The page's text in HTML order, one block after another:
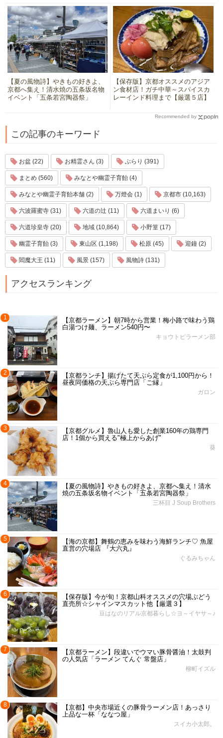
【夏の風物詩】やきもの好きよ、
京都へ集え！清水焼の五条坂名物
イベント「五条若宮陶器祭」
【保存版】京都オススメのアジア
ン食材店！ガチ中華～スパイスカ
レーインド料理まで【厳選５店】
Recommended by
この記事のキーワード
お盆 (22) お精霊さん (3) ぶらり (391)
まとめ (560) みなとや幽霊子育飴 (4)
みなとや幽霊子育飴本舗 (2) 万燈会 (1) 京都市 (10,163)
六波羅蜜寺 (31) 六道の辻 (11) 六道まいり (6)
六道珍皇寺 (20) 地域 (10,864) 小野篁 (17)
幽霊子育飴 (3) 東山区 (1,198) 松原 (45) 迎鐘 (2)
閻魔大王 (11) 風景 (157) 風物詩 (131)
アクセスランキング
1
【京都ラーメン】朝7時から営業！梅小路で味わう鶏
白湯つけ麺、ラーメン540円〜
キョウトピラーメン部
2
【京都ランチ】揚げたて天ぷら定食が1,100円から！
昼夜同価格の天ぷら専門店「ご縁」
ガロン
3
【京都グルメ】魯山人も愛した創業160年の鶏専門
店！1個から買える"極上からあげ"
葵
4
【夏の風物詩】やきもの好きよ、京都へ集え！清水
焼の五条坂名物イベント「五条若宮陶器祭」
三杯目 J Soup Brothers
5
【海の京都】舞鶴の恵みを味わう海鮮ランチ♡ 魚屋
直営の穴場店 『大六丸』
ぐるみちゃん
6
【保存版】今が旬！京都山科オススメの穴場ぶどう
直売所☆シャインマスカット他【厳選３】
豆はなのリアル京都暮らし☆ヨ～イヤサ～♪
7
【京都ラーメン】段違いでウマい豚骨醤油！太鼓判
の人気店「ラーメン てんぐ 常盤店」
柳町イズル
8
【京都】中央市場近くの豚骨ラーメン店！あっさり
上品な一杯「ななつ屋」
スイカ小太郎。